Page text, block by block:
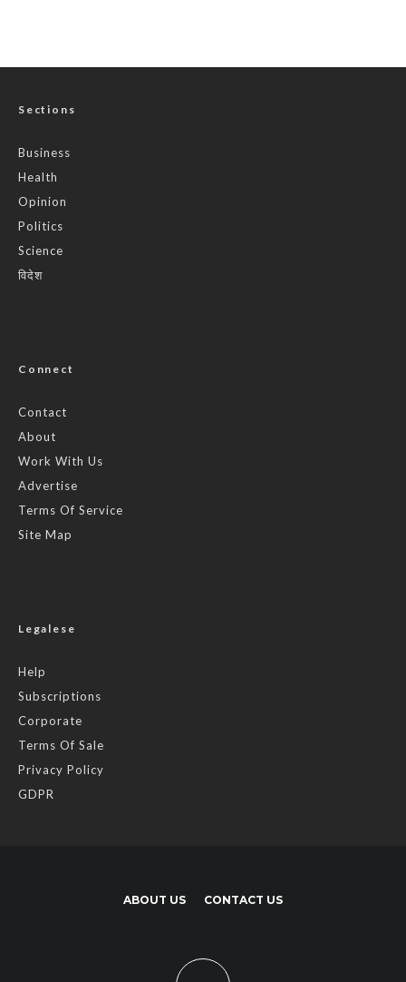
Sections
Business
Health
Opinion
Politics
Science
विदेश
Connect
Contact
About
Work With Us
Advertise
Terms Of Service
Site Map
Legalese
Help
Subscriptions
Corporate
Terms Of Sale
Privacy Policy
GDPR
ABOUT US CONTACT US